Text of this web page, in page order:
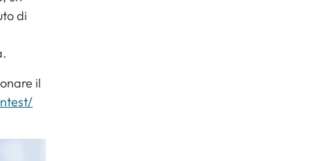
di
il